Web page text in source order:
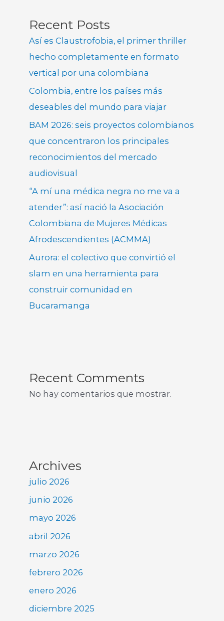
Recent Posts
Así es Claustrofobia, el primer thriller
hecho completamente en formato
vertical por una colombiana
Colombia, entre los países más
deseables del mundo para viajar
BAM 2026: seis proyectos colombianos
que concentraron los principales
reconocimientos del mercado
audiovisual
“A mí una médica negra no me va a
atender”: así nació la Asociación
Colombiana de Mujeres Médicas
Afrodescendientes (ACMMA)
Aurora: el colectivo que convirtió el
slam en una herramienta para
construir comunidad en
Bucaramanga
Recent Comments
No hay comentarios que mostrar.
Archives
julio 2026
junio 2026
mayo 2026
abril 2026
marzo 2026
febrero 2026
enero 2026
diciembre 2025